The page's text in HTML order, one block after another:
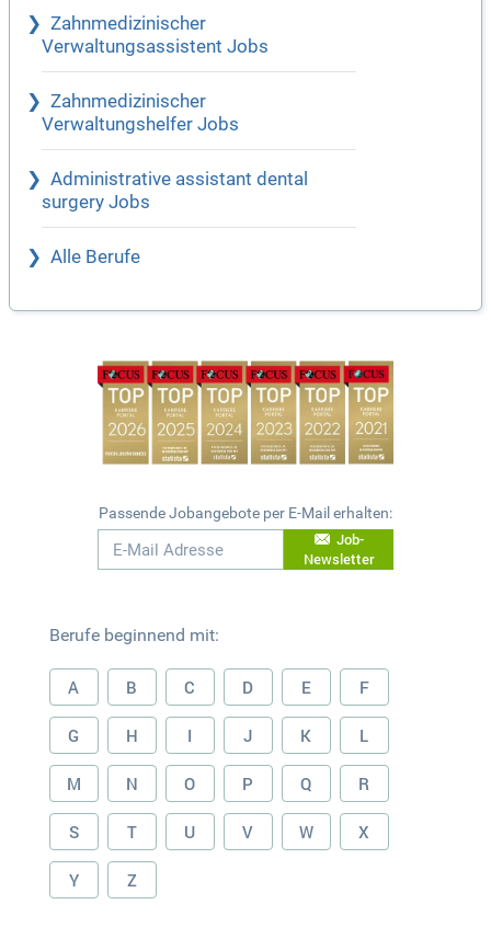
Zahnmedizinischer
Verwaltungsassistent Jobs
Zahnmedizinischer
Verwaltungshelfer Jobs
Administrative assistant dental
surgery Jobs
Alle Berufe
Passende Jobangebote per E-Mail erhalten:
Job-
Newsletter
Berufe beginnend mit:
A B C D E F
G H I J K L
M N O P Q R
S T U V W X
Y Z